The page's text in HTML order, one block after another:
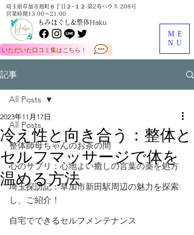
埼玉県草加市旭町６丁目２−１２ 第2寿ハウス 208号
営業時間13:00～21:00
もみほぐし&整体Haku
いただいた口コミ集はこちら！
ME
NU
記事
All Posts
整体師母ちゃんのお茶の間
心のサプリ：心地よい癒しの言葉の薬を処方
埼玉探訪記：草加市新田駅周辺の魅力を探索
し、ご紹介！
自宅でできるセルフメンテナンス
All Posts
冷え性と向き合う：整体と
セルフマッサージで体を
温める方法
2023年11月17日